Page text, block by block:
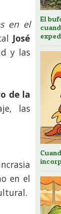
en el
José
y las
de la
las
en el
El